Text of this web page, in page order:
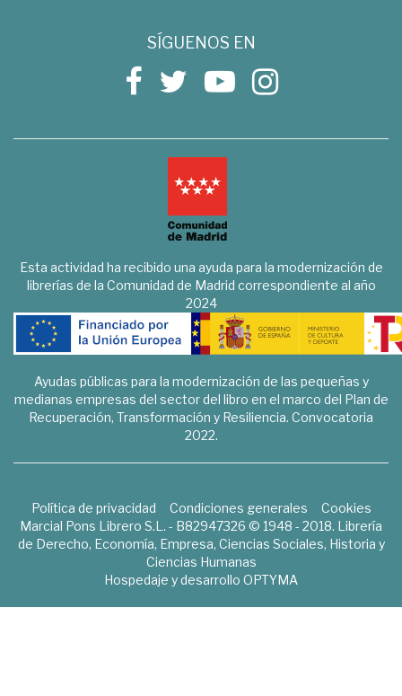
SÍGUENOS EN
Esta actividad ha recibido una ayuda para la modernización de
librerías de la Comunidad de Madrid correspondiente al año
2024
Ayudas públicas para la modernización de las pequeñas y
medianas empresas del sector del libro en el marco del Plan de
Recuperación, Transformación y Resiliencia. Convocatoria
2022.
Política de privacidad Condiciones generales
Cookies
Marcial Pons Librero S.L. - B82947326 © 1948 - 2018. Librería
de Derecho, Economía, Empresa, Ciencias Sociales, Historia y
Ciencias Humanas
Hospedaje y desarrollo OPTYMA